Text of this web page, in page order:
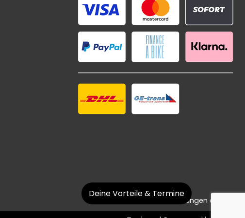
Deine Vorteile & Termine
Datenschutzeinstellungen ändern